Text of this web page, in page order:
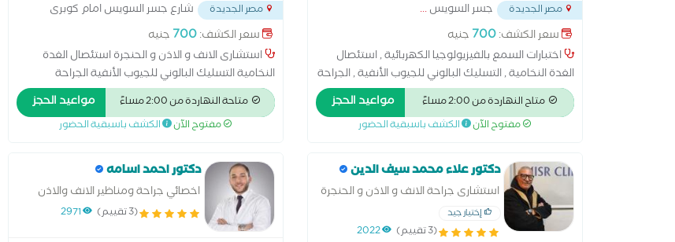
مصر الجديدة جسر السويس...
سعر الكشف:700 جنيه
اختبارات السمع بالفيزيولوجيا الكهربائية , استئصال
الغدة النخامية , التسليك البالوني للجيوب الأنفية , الجراحة
الميكروسكوبية للأذن , الجراحة الميكروسكوبية للحنجرة ,
تنظيف الأذن من الشمع , جراحة ترميم الأذن الوسطى ,
زراعة القوقعة , علاج الشخير , علاج العصب السابع , علاج
بالجراحة , عملية التصاق اللسان , عملية الجيوب الأنفية ,
عملية الجيوب الأنفية بالمنظار , عملية الغدة الدرقية ,
عملية الغدة اللعابية , عملية اللوز , عملية تحسين الصوت
, عملية ترقيع طبلة الأذن , عملية عظمة ركاب الأذن ,
متاح النهاردة من 2:00 مساءً مواعيد الحجز
مفتوح الآن الكشف باسبقية الحضور
مصر الجديدة
شارع جسر السويس امام كوبرى
التجنيد...
سعر الكشف:700 جنيه
استشارى الانف و الاذن و الحنجرة استئصال الغدة
النخامية التسليك البالوني للجيوب الأنفية الجراحة
الميكروسكوبية للأذن الجراحة الميكروسكوبية للحنجرة
تنظيف الأذن من الشمع جراحة ترميم الأذن الوسطى
زراعة القوقعة علاج الشخير علاج اللوز علاج ضغط طبلة
اللسان عملية الجيوب الأنفية عملية الجيوب الأنفية
بالمنظار عملية الغدة اللعابية عملية اللوز عملية ترقيع
طبلة الأذن
متاحة النهاردة من 2:00 مساءً مواعيد الحجز
مفتوح الآن الكشف باسبقية الحضور
دكتور علاء محمد سيف الدين
استشارى جراحة الانف و الاذن و الحنجرة
إختيار جيد
(3 تقييم) 2022
دكتور احمد اسامه
اخصائي جراحة ومناظير الانف والاذن
والحنجرة مدرس م بكلية الطب
(3 تقييم) 2971